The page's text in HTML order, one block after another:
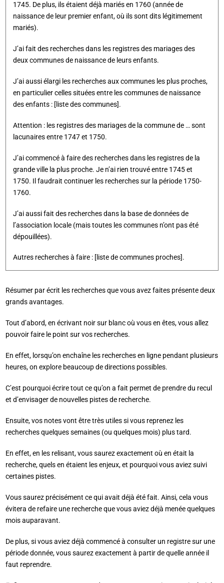
1745. De plus, ils étaient déjà mariés en 1760 (année de
naissance de leur premier enfant, où ils sont dits légitimement
mariés).
J’ai fait des recherches dans les registres des mariages des
deux communes de naissance de leurs enfants.
J’ai aussi élargi les recherches aux communes les plus proches,
en particulier celles situées entre les communes de naissance
des enfants : [liste des communes].
Attention : les registres des mariages de la commune de … sont
lacunaires entre 1747 et 1750.
J’ai commencé à faire des recherches dans les registres de la
grande ville la plus proche. Je n’ai rien trouvé entre 1745 et
1750. Il faudrait continuer les recherches sur la période 1750-
1760.
J’ai aussi fait des recherches dans la base de données de
l’association locale (mais toutes les communes n’ont pas été
dépouillées).
Autres recherches à faire : [liste de communes proches].
Résumer par écrit les recherches que vous avez faites présente deux
grands avantages.
Tout d’abord, en écrivant noir sur blanc où vous en êtes, vous allez
pouvoir faire le point sur vos recherches.
En effet, lorsqu’on enchaîne les recherches en ligne pendant plusieurs
heures, on explore beaucoup de directions possibles.
C’est pourquoi écrire tout ce qu’on a fait permet de prendre du recul
et d’envisager de nouvelles pistes de recherche.
Ensuite, vos notes vont être très utiles si vous reprenez les
recherches quelques semaines (ou quelques mois) plus tard.
En effet, en les relisant, vous saurez exactement où en était la
recherche, quels en étaient les enjeux, et pourquoi vous aviez suivi
certaines pistes.
Vous saurez précisément ce qui avait déjà été fait. Ainsi, cela vous
évitera de refaire une recherche que vous aviez déjà menée quelques
mois auparavant.
De plus, si vous aviez déjà commencé à consulter un registre sur une
période donnée, vous saurez exactement à partir de quelle année il
faut reprendre.